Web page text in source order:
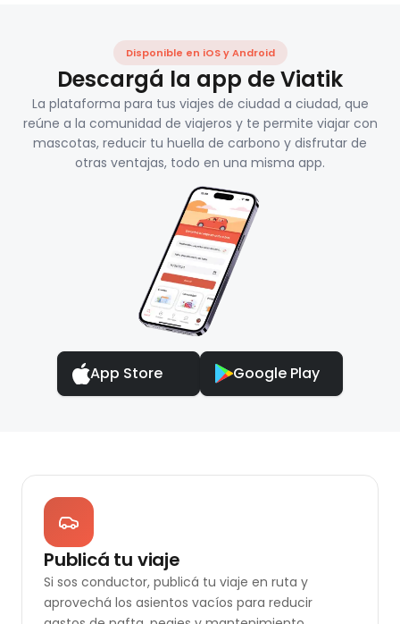
Disponible en iOS y Android
Descargá la app de Viatik
La plataforma para tus viajes de ciudad a ciudad, que
reúne a la comunidad de viajeros y te permite viajar con
mascotas, reducir tu huella de carbono y disfrutar de
otras ventajas, todo en una misma app.
App Store Google Play
Publicá tu viaje
Si sos conductor, publicá tu viaje en ruta y
aprovechá los asientos vacíos para reducir